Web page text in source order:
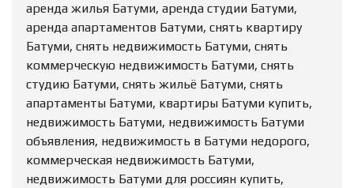
аренда жилья Батуми, аренда студии Батуми,
аренда апартаментов Батуми, снять квартиру
Батуми, снять недвижимость Батуми, снять
коммерческую недвижимость Батуми, снять
студию Батуми, снять жильё Батуми, снять
апартаменты Батуми, квартиры Батуми купить,
недвижимость Батуми, недвижимость Батуми
объявления, недвижимость в Батуми недорого,
коммерческая недвижимость Батуми,
недвижимость Батуми для россиян купить,